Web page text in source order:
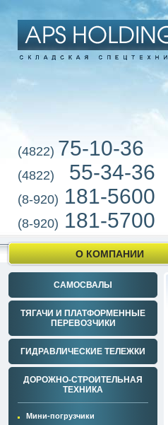
(4822) 75-10-36
(4822) 55-34-36
(8-920) 181-5600
(8-920) 181-5700
О КОМПАНИИ
САМОСВАЛЫ
ТЯГАЧИ И ПЛАТФОРМЕННЫЕ
ПЕРЕВОЗЧИКИ
ГИДРАВЛИЧЕСКИЕ ТЕЛЕЖКИ
ДОРОЖНО-СТРОИТЕЛЬНАЯ
ТЕХНИКА
Мини-погрузчики